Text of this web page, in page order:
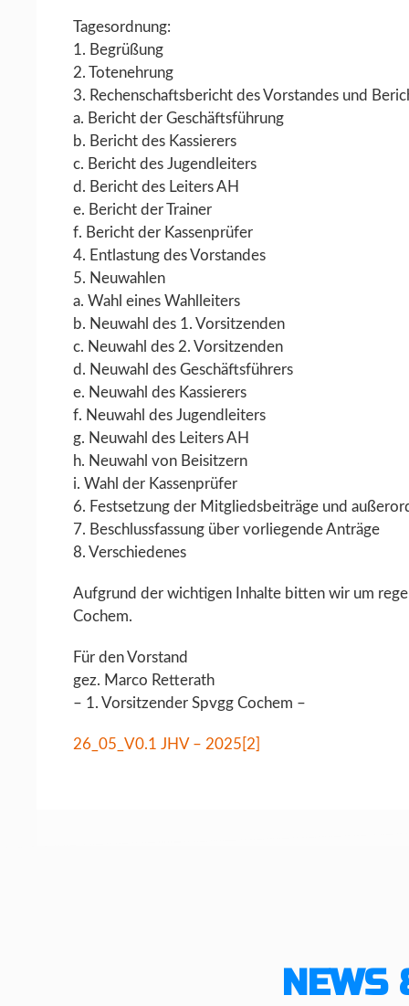
Tagesordnung:
1. Begrüßung
2. Totenehrung
3. Rechenschaftsbericht des Vorstandes und
a. Bericht der Geschäftsführung
b. Bericht des Kassierers
c. Bericht des Jugendleiters
d. Bericht des Leiters AH
e. Bericht der Trainer
f. Bericht der Kassenprüfer
4. Entlastung des Vorstandes
5. Neuwahlen
a. Wahl eines Wahlleiters
b. Neuwahl des 1. Vorsitzenden
c. Neuwahl des 2. Vorsitzenden
d. Neuwahl des Geschäftsführers
e. Neuwahl des Kassierers
f. Neuwahl des Jugendleiters
g. Neuwahl des Leiters AH
h. Neuwahl von Beisitzern
i. Wahl der Kassenprüfer
6. Festsetzung der Mitgliedsbeiträge und
7. Beschlussfassung über vorliegende Anträge
8. Verschiedenes
Aufgrund der wichtigen Inhalte bitten wir um
Cochem.
Für den Vorstand
gez. Marco Retterath
– 1. Vorsitzender Spvgg Cochem –
26_05_V0.1 JHV – 2025[2]
NEWS